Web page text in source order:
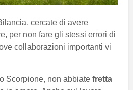
cercate di avere
per non fare gli stessi errori di
collaborazioni importanti vi
Scorpione, non abbiate fretta